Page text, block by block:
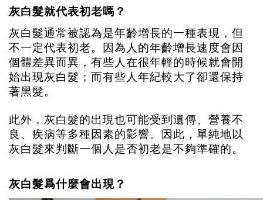
灰白髮就代表初老嗎？
灰白髮通常被認為是年齡增長的一種表現，但
不一定代表初老。因為人的年齡增長速度會因
個體差異而異，有些人在很年輕的時候就會開
始出現灰白髮；而有些人年紀較大了卻還保持
著黑髮。
此外，灰白髮的出現也可能受到遺傳、營養不
良、疾病等多種因素的影響。因此，單純地以
灰白髮來判斷一個人是否初老是不夠準確的。
灰白髮爲什麼會出現？